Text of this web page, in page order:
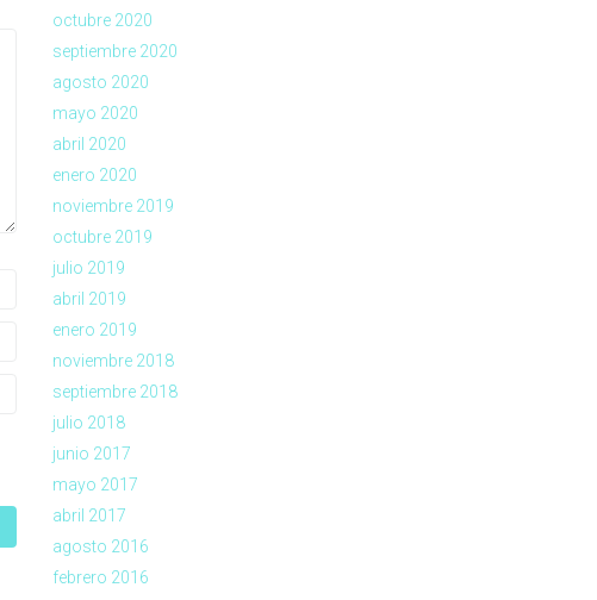
octubre 2020
septiembre 2020
agosto 2020
mayo 2020
abril 2020
enero 2020
noviembre 2019
octubre 2019
julio 2019
abril 2019
enero 2019
noviembre 2018
septiembre 2018
julio 2018
junio 2017
mayo 2017
abril 2017
agosto 2016
febrero 2016